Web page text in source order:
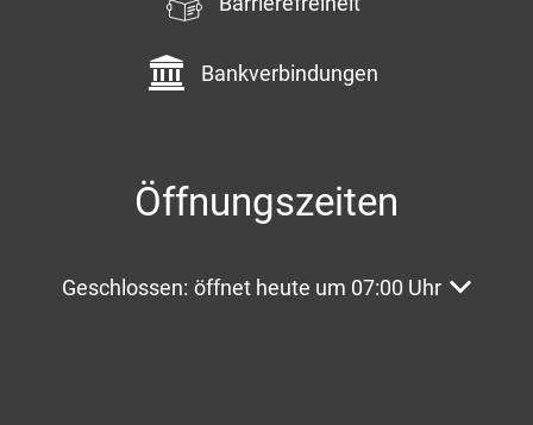
Bankverbindungen
Öffnungszeiten
Klicken, um weitere Öffnungs- oder Schließzeiten
Geschlossen: öffnet heute um 07:00 Uhr